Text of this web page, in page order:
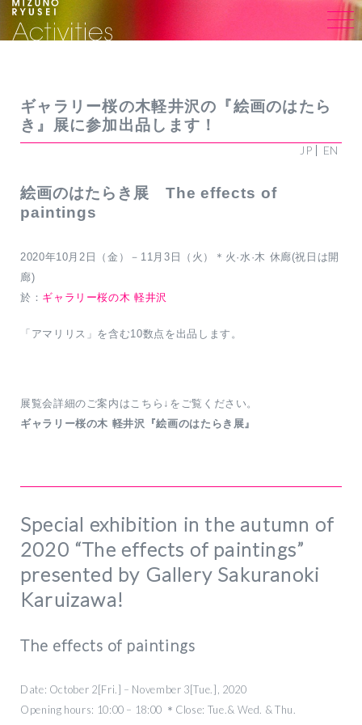
ギャラリー桜の木軽井沢の『絵画のはたら
き』展に参加出品します！
JP EN
絵画のはたらき展 The effects of
paintings
2020年10月2日（金）－11月3日（火）＊火·水·木 休廊(祝日は開
廊)
於： ギャラリー桜の木 軽井沢
「アマリリス」を含む10数点を出品します。
展覧会詳細のご案内はこちら↓をご覧ください。
ギャラリー桜の木 軽井沢『絵画のはたらき展』
Special exhibition in the autumn of
2020 “The effects of paintings”
presented by Gallery Sakuranoki
Karuizawa!
The effects of paintings
Date: October 2[Fri.] – November 3[Tue.], 2020
Opening hours: 10:00 – 18:00 ＊Close: Tue.& Wed. & Thu.